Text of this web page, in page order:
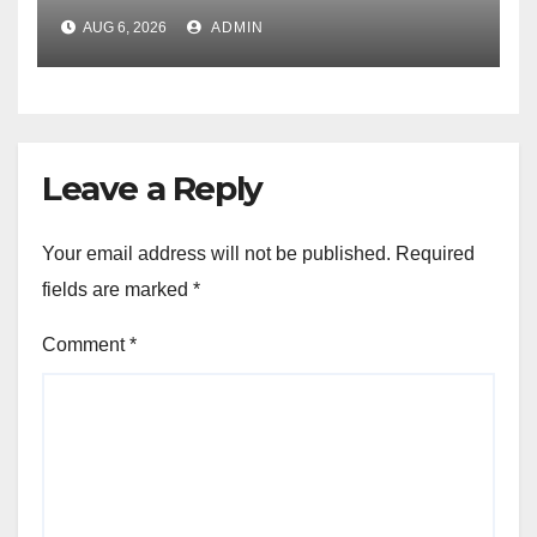
UJVNL लगाएगा 352 करोड़ का प्रोजेक्ट
AUG 6, 2026 ADMIN
Leave a Reply
Your email address will not be published. Required
fields are marked *
Comment*